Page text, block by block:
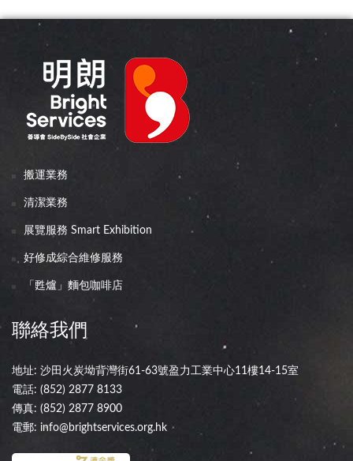
搬運業務
清潔業務
展覽服務 Smart Exhibition
好修成綜合維修服務
「甦爐」麵包咖啡店
聯絡我們
地址: 沙田火炭坳背灣街61-63號盈力工業中心11樓14-15室
電話: (852) 2877 8133
傳真: (852) 2877 8900
電郵: info@brightservices.org.hk